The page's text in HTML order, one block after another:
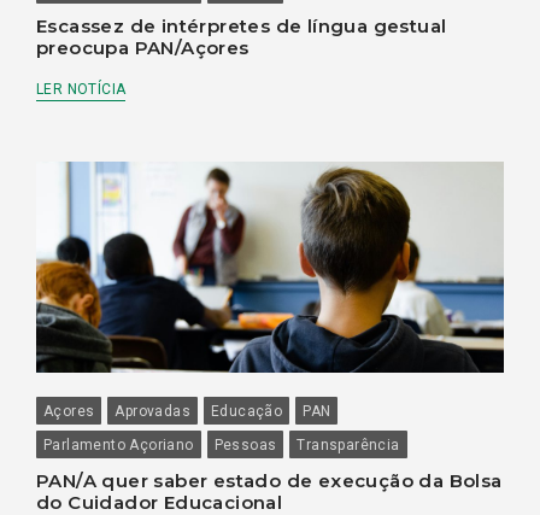
Escassez de intérpretes de língua gestual
preocupa PAN/Açores
LER NOTÍCIA
Açores Aprovadas Educação
PAN
Parlamento Açoriano
Pessoas Transparência
PAN/A quer saber estado de execução da Bolsa
do Cuidador Educacional